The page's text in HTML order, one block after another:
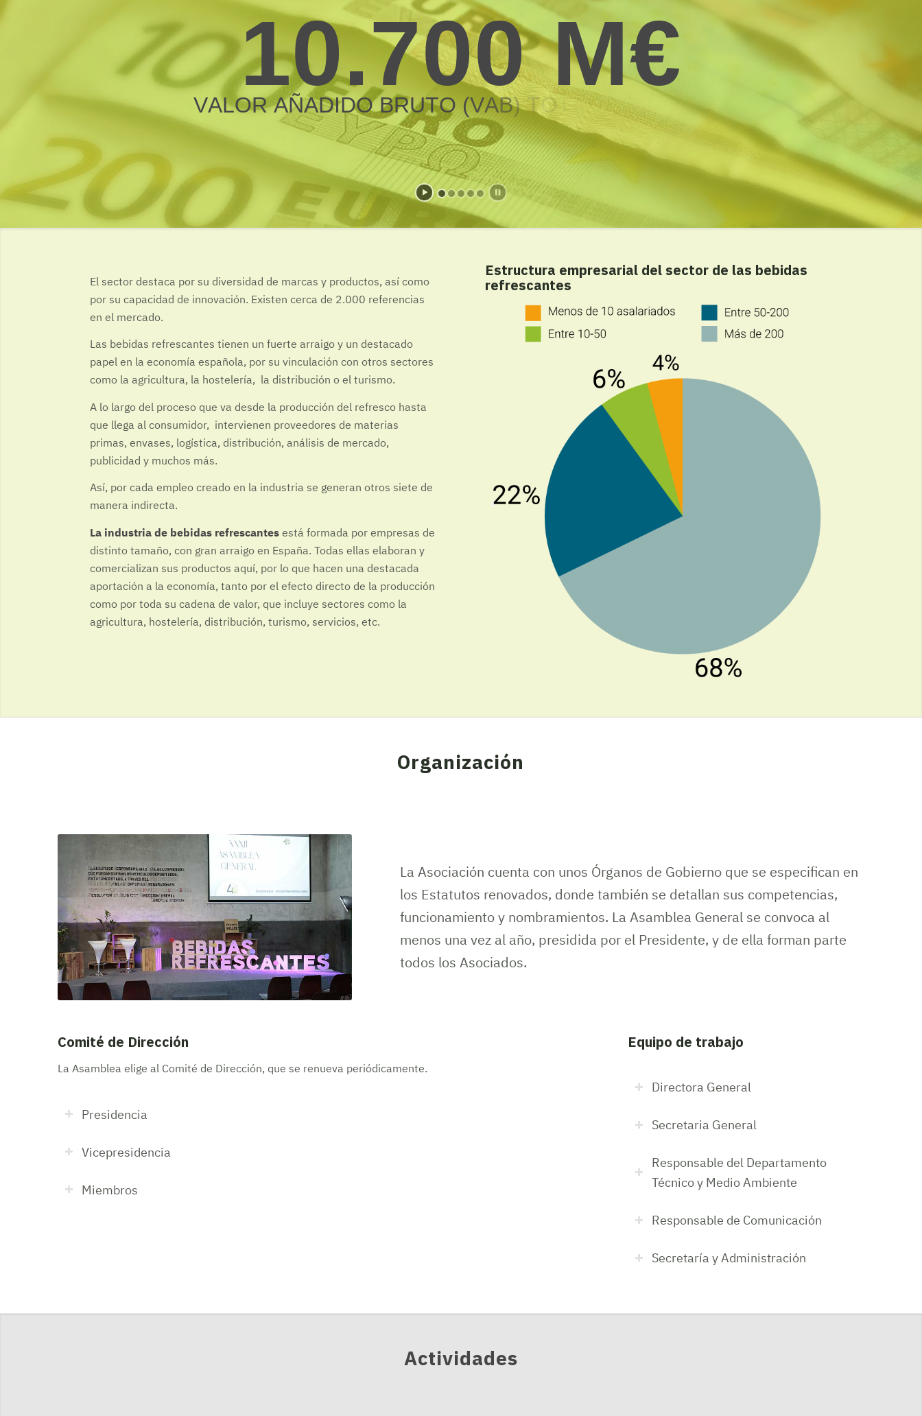
10.700 M€
VALOR AÑADIDO BRUTO (VAB) TOTAL GEN ERADO
El sector destaca por su diversidad de marcas y productos, así como
por su capacidad de innovación. Existen cerca de 2.000 referencias
en el mercado.
Las bebidas refrescantes tienen un fuerte arraigo y un destacado
papel en la economía española, por su vinculación con otros sectores
como la agricultura, la hostelería, la distribución o el turismo.
A lo largo del proceso que va desde la producción del refresco hasta
que llega al consumidor, intervienen proveedores de materias
primas, envases, logística, distribución, análisis de mercado,
publicidad y muchos más.
Así, por cada empleo creado en la industria se generan otros siete de
manera indirecta.
La industria de bebidas refrescantesestá formada por empresas de
distinto tamaño, con gran arraigo en España. Todas ellas elaboran y
comercializan sus productos aquí, por lo que hacen una destacada
aportación a la economía, tanto por el efecto directo de la producción
como por toda su cadena de valor, que incluye sectores como la
agricultura, hostelería, distribución, turismo, servicios, etc.
Estructura empresarial del sector de las bebidas
refrescantes
Organización
La Asociación cuenta con unos Órganos de Gobierno que se especifican en
los Estatutos renovados, donde también se detallan sus competencias,
funcionamiento y nombramientos. La Asamblea General se convoca al
menos una vez al año, presidida por el Presidente, y de ella forman parte
todos los Asociados.
Comité de Dirección
La Asamblea elige al Comité de Dirección, que se renueva periódicamente.
Presidencia
Vicepresidencia
Miembros
Equipo de trabajo
Directora General
Secretaria General
Responsable del Departamento
Técnico y Medio Ambiente
Responsable de Comunicación
Secretaría y Administración
Actividades